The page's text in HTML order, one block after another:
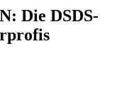
Die DSDS-